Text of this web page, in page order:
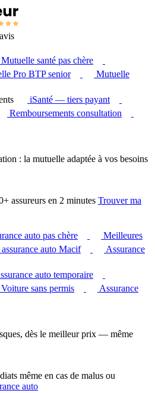
Mutuelle santé pas chère
Pro BTP senior
Mutuelle
iSanté — tiers payant
Remboursements consultation
: la mutuelle adaptée à vos besoins
assureurs en 2 minutes Trouver ma
auto pas chère
Meilleures
auto Macif
Assurance
auto temporaire
Voiture sans permis
Assurance
dès le meilleur prix — même
même en cas de malus ou
auto